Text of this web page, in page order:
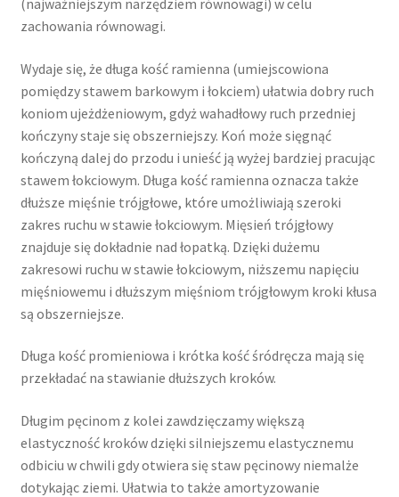
(najważniejszym narzędziem równowagi) w celu
zachowania równowagi.
Wydaje się, że długa kość ramienna (umiejscowiona
pomiędzy stawem barkowym i łokciem) ułatwia dobry ruch
koniom ujeżdżeniowym, gdyż wahadłowy ruch przedniej
kończyny staje się obszerniejszy. Koń może sięgnąć
kończyną dalej do przodu i unieść ją wyżej bardziej pracując
stawem łokciowym. Długa kość ramienna oznacza także
dłuższe mięśnie trójgłowe, które umożliwiają szeroki
zakres ruchu w stawie łokciowym. Mięsień trójgłowy
znajduje się dokładnie nad łopatką. Dzięki dużemu
zakresowi ruchu w stawie łokciowym, niższemu napięciu
mięśniowemu i dłuższym mięśniom trójgłowym kroki kłusa
są obszerniejsze.
Długa kość promieniowa i krótka kość śródręcza mają się
przekładać na stawianie dłuższych kroków.
Długim pęcinom z kolei zawdzięczamy większą
elastyczność kroków dzięki silniejszemu elastycznemu
odbiciu w chwili gdy otwiera się staw pęcinowy niemalże
dotykając ziemi. Ułatwia to także amortyzowanie